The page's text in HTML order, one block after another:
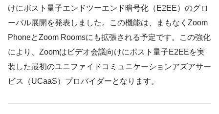
けにポスト量子エンドツーエンド暗号化（E2EE）のグロ
ーバル展開を発表しました。この機能は、まもなくZoom
PhoneとZoom Roomsにも拡張される予定です。この強化
により、Zoomはビデオ会議向けにポスト量子E2EEを実
装した最初のユニファイドコミュニケーションアズアサー
ビス（UCaaS）プロバイダーとなります。